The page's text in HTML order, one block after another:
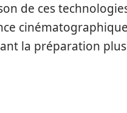
de ces
la préparation